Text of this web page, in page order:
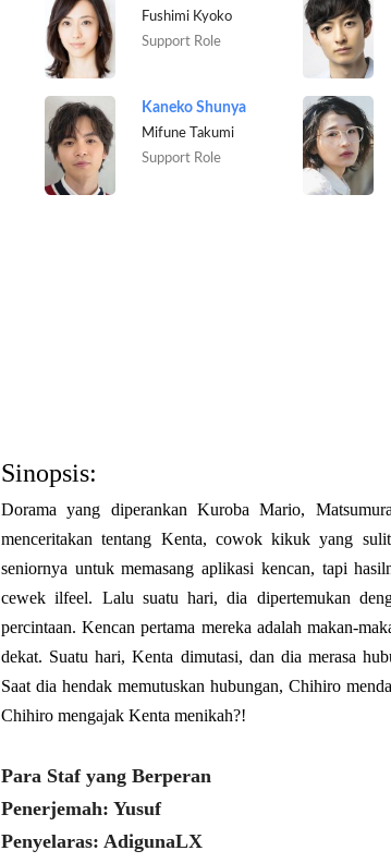
Fushimi Kyoko
Support Role
Kaneko Shunya
Mifune Takumi
Support Role
Sinopsis:
Dorama yang diperankan Kuroba Mario,
menceritakan tentang Kenta, cowok kikuk yang
seniornya untuk memasang aplikasi kencan, tapi
cewek ilfeel. Lalu suatu hari, dia dipertemukan
percintaan. Kencan pertama mereka adalah makan-
dekat. Suatu hari, Kenta dimutasi, dan dia merasa
Saat dia hendak memutuskan hubungan, Chihiro
Chihiro mengajak Kenta menikah?!
Para Staf yang Berperan
Penerjemah: Yusuf
Penyelaras: AdigunaLX